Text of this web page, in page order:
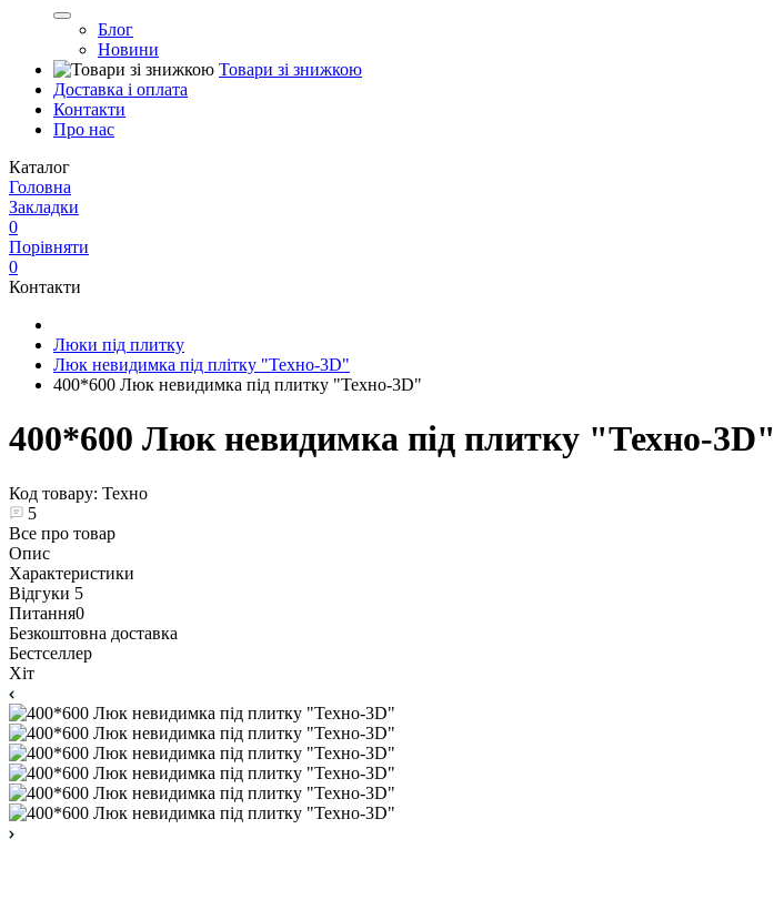
Блог
Новини
Товари зі знижкою
Доставка і оплата
Контакти
Про нас
Каталог
Головна
Закладки
0
Порівняти
0
Контакти
Люки під плитку
Люк невидимка під плітку "Техно-3D"
400*600 Люк невидимка під плитку "Техно-3D"
400*600 Люк невидимка під плитку "Техно-3D"
Код товару: Техно
5
Все про товар
Опис
Характеристики
Відгуки 5
Питання0
Безкоштовна доставка
Бестселлер
Хіт